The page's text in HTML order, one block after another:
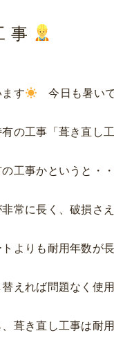
事
す 今日も暑い
有の工事「葺き
工事かというと・
常に長く、破損さ
よりも耐用年数が
えれば問題なく使
、葺き直し工事は耐